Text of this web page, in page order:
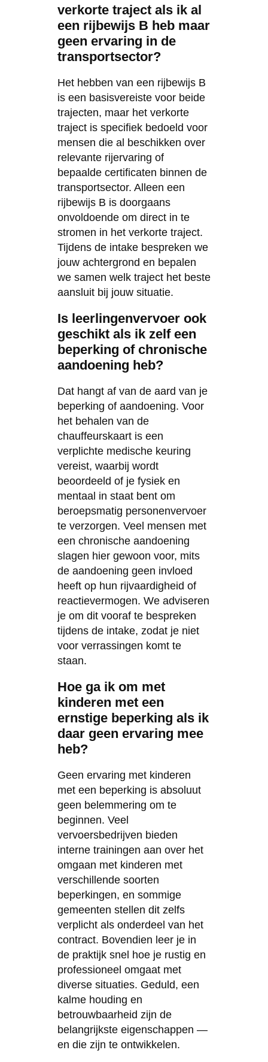
verkorte traject als ik al
een rijbewijs B heb maar
geen ervaring in de
transportsector?
Het hebben van een rijbewijs B
is een basisvereiste voor beide
trajecten, maar het verkorte
traject is specifiek bedoeld voor
mensen die al beschikken over
relevante rijervaring of
bepaalde certificaten binnen de
transportsector. Alleen een
rijbewijs B is doorgaans
onvoldoende om direct in te
stromen in het verkorte traject.
Tijdens de intake bespreken we
jouw achtergrond en bepalen
we samen welk traject het beste
aansluit bij jouw situatie.
Is leerlingenvervoer ook
geschikt als ik zelf een
beperking of chronische
aandoening heb?
Dat hangt af van de aard van je
beperking of aandoening. Voor
het behalen van de
chauffeurskaart is een
verplichte medische keuring
vereist, waarbij wordt
beoordeeld of je fysiek en
mentaal in staat bent om
beroepsmatig personenvervoer
te verzorgen. Veel mensen met
een chronische aandoening
slagen hier gewoon voor, mits
de aandoening geen invloed
heeft op hun rijvaardigheid of
reactievermogen. We adviseren
je om dit vooraf te bespreken
tijdens de intake, zodat je niet
voor verrassingen komt te
staan.
Hoe ga ik om met
kinderen met een
ernstige beperking als ik
daar geen ervaring mee
heb?
Geen ervaring met kinderen
met een beperking is absoluut
geen belemmering om te
beginnen. Veel
vervoersbedrijven bieden
interne trainingen aan over het
omgaan met kinderen met
verschillende soorten
beperkingen, en sommige
gemeenten stellen dit zelfs
verplicht als onderdeel van het
contract. Bovendien leer je in
de praktijk snel hoe je rustig en
professioneel omgaat met
diverse situaties. Geduld, een
kalme houding en
betrouwbaarheid zijn de
belangrijkste eigenschappen —
en die zijn te ontwikkelen.